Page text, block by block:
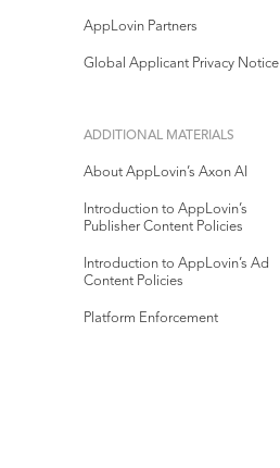
AppLovin Partners
Global Applicant Privacy Notice
ADDITIONAL MATERIALS
About AppLovin’s Axon AI
Introduction to AppLovin’s
Publisher Content Policies
Introduction to AppLovin’s Ad
Content Policies
Platform Enforcement